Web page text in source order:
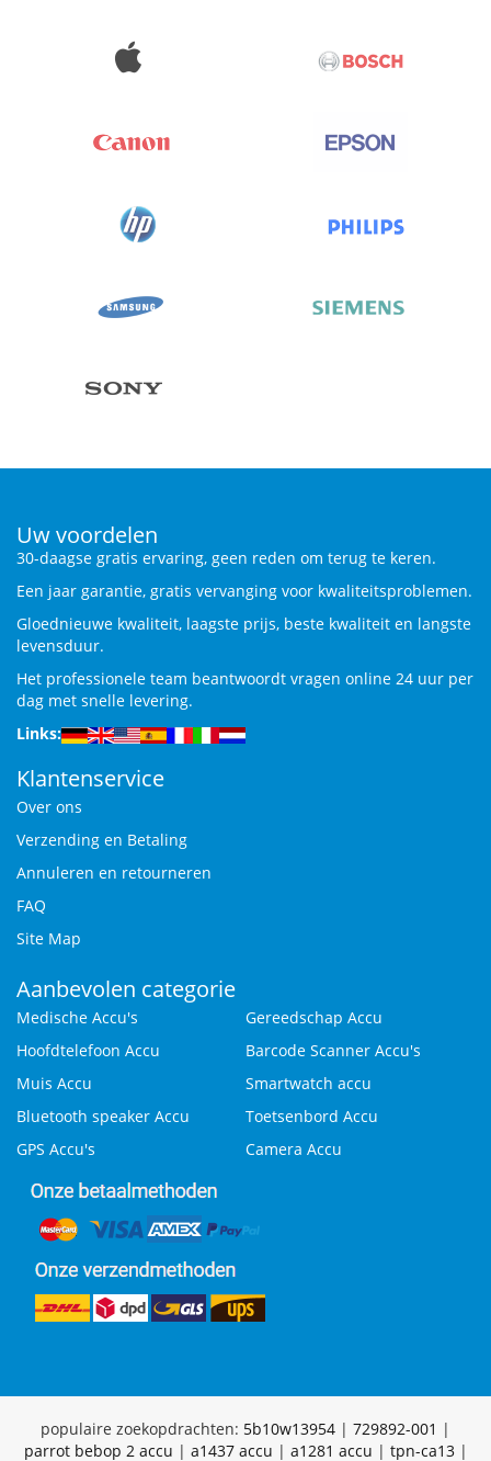
Uw voordelen
30-daagse gratis ervaring, geen reden om terug te keren.
Een jaar garantie, gratis vervanging voor kwaliteitsproblemen.
Gloednieuwe kwaliteit, laagste prijs, beste kwaliteit en langste
levensduur.
Het professionele team beantwoordt vragen online 24 uur per
dag met snelle levering.
Links:
Klantenservice
Over ons
Verzending en Betaling
Annuleren en retourneren
FAQ
Site Map
Aanbevolen categorie
Medische Accu's
Gereedschap Accu
Hoofdtelefoon Accu
Barcode Scanner Accu's
Muis Accu
Smartwatch accu
Bluetooth speaker Accu
Toetsenbord Accu
GPS Accu's
Camera Accu
populaire zoekopdrachten: 5b10w13954 | 729892-001 |
parrot bebop 2 accu | a1437 accu | a1281 accu | tpn-ca13|